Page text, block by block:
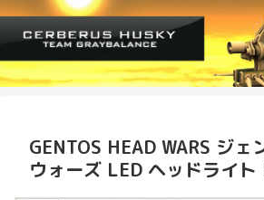
GENTOS HEAD WARS ジェ
ウォーズ LED ヘッドライ